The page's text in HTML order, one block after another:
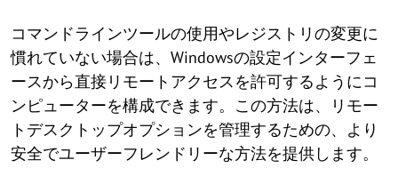
コマンドラインツールの使用やレジストリの変更に
慣れていない場合は、Windowsの設定インターフェ
ースから直接リモートアクセスを許可するようにコ
ンピューターを構成できます。この方法は、リモー
トデスクトップオプションを管理するための、より
安全でユーザーフレンドリーな方法を提供します。